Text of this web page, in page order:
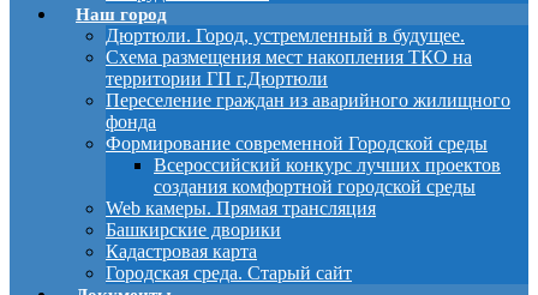
Наш город
Дюртюли. Город, устремленный в будущее.
Схема размещения мест накопления ТКО на
территории ГП г.Дюртюли
Переселение граждан из аварийного жилищного
фонда
Формирование современной Городской среды
Всероссийский конкурс лучших проектов
создания комфортной городской среды
Web камеры. Прямая трансляция
Башкирские дворики
Кадастровая карта
Городская среда. Старый сайт